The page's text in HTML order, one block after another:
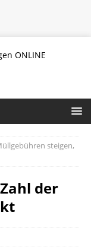
steigen,
der